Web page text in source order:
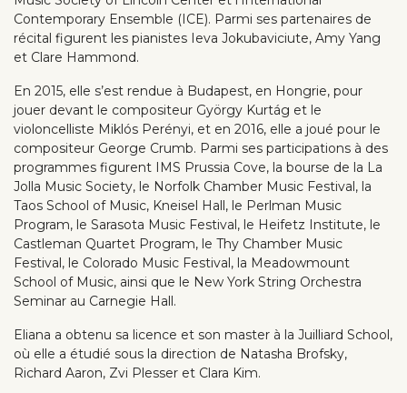
Contemporary Ensemble (ICE). Parmi ses partenaires de
récital figurent les pianistes Ieva Jokubaviciute, Amy Yang
et Clare Hammond.
En 2015, elle s’est rendue à Budapest, en Hongrie, pour
jouer devant le compositeur György Kurtág et le
violoncelliste Miklós Perényi, et en 2016, elle a joué pour le
compositeur George Crumb. Parmi ses participations à des
programmes figurent IMS Prussia Cove, la bourse de la La
Jolla Music Society, le Norfolk Chamber Music Festival, la
Taos School of Music, Kneisel Hall, le Perlman Music
Program, le Sarasota Music Festival, le Heifetz Institute, le
Castleman Quartet Program, le Thy Chamber Music
Festival, le Colorado Music Festival, la Meadowmount
School of Music, ainsi que le New York String Orchestra
Seminar au Carnegie Hall.
Eliana a obtenu sa licence et son master à la Juilliard School,
où elle a étudié sous la direction de Natasha Brofsky,
Richard Aaron, Zvi Plesser et Clara Kim.